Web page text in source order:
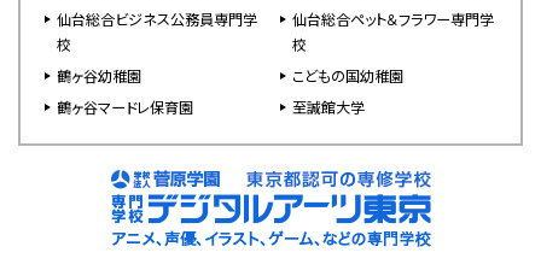
仙台総合ビジネス公務員専門学
校
仙台総合ペット＆フラワー専門学
校
鶴ヶ谷幼稚園
こどもの国幼稚園
鶴ヶ谷マードレ保育園
至誠館大学